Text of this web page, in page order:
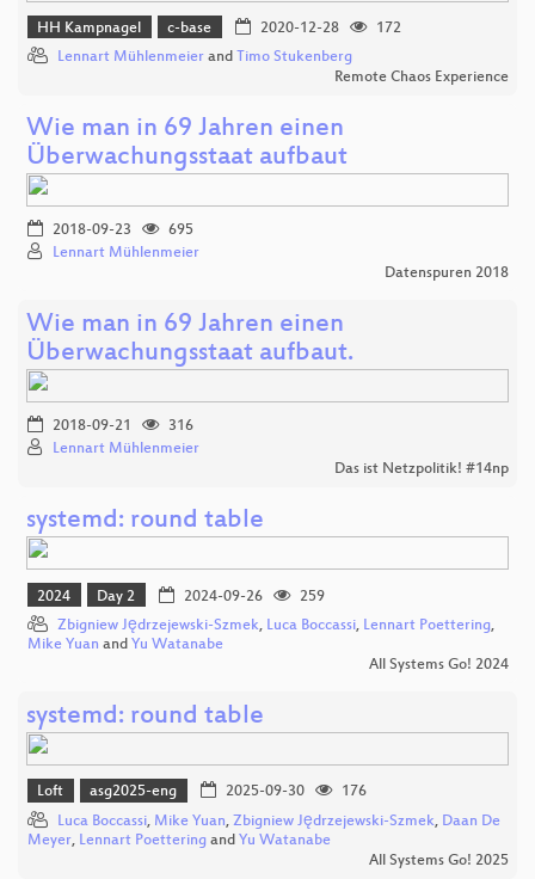
HH Kampnagel c-base 2020-12-28
172
Lennart Mühlenmeier and Timo Stukenberg
Remote Chaos Experience
Wie man in 69 Jahren einen
Überwachungsstaat aufbaut
2018-09-23
695
Lennart Mühlenmeier
Datenspuren 2018
Wie man in 69 Jahren einen
Überwachungsstaat aufbaut.
2018-09-21
316
Lennart Mühlenmeier
Das ist Netzpolitik! #14np
systemd: round table
2024 Day 2 2024-09-26
259
Zbigniew Jędrzejewski-Szmek, Luca Boccassi, Lennart Poettering,
Mike Yuan and Yu Watanabe
All Systems Go! 2024
systemd: round table
Loft asg2025-eng 2025-09-30
176
Luca Boccassi, Mike Yuan, Zbigniew Jędrzejewski-Szmek, Daan De
Meyer, Lennart Poettering and Yu Watanabe
All Systems Go! 2025